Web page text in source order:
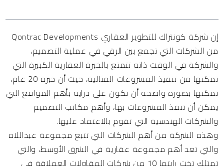
إن شركة كونتراك للتطوير العقاري Qontrac Developments
من الشركات التي تجمع بين الرقي في عملية التصميم،
والشركة في الوقت ذاته تتمتع بالخبرة العقارية الكبيرة التي
تمكنها من تنفيذ المشروعات المثالية، حيث أن خبرة 20 عام،
تمكنها بصورة واضحة أن تكون على دراية بأهم المواقع التي
يمكن أن تنفذ المشروعات بها، وأهم مكاتب التصميم
والشركات الهندسية التي تقوم بالاعتماد عليها.
وهذه الشركة من أهم الشركات التي تتبع مجموعة عبداللاه
والتي تعد أهم مجموعة عقارية في الشرق الأوسط، والتي